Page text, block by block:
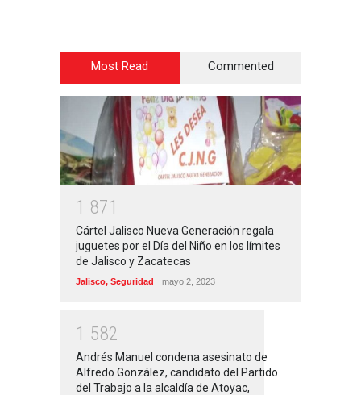
Most Read Commented
1 871
Cártel Jalisco Nueva Generación regala
juguetes por el Día del Niño en los límites
de Jalisco y Zacatecas
Jalisco, Seguridad mayo 2, 2023
1 582
Andrés Manuel condena asesinato de
Alfredo González, candidato del Partido
del Trabajo a la alcaldía de Atoyac,